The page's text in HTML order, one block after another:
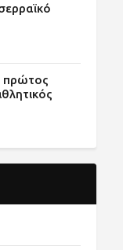
πρώτος